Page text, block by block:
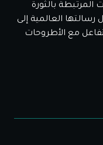
المرتبطة بالثورة
العالمية إلى
مع الأطروحات